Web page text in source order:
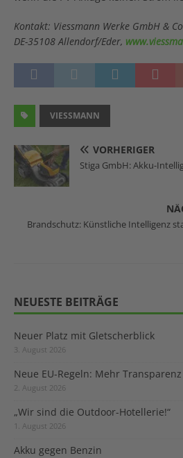
Kontakt: Viessmann Werke GmbH &
DE-35108 Allendorf/Eder,
VIESSMANN
VORHERIGER
Stiga GmbH: Akku-
Brandschutz: Künstliche Intelligenz
NEUESTE BEITRÄGE
Neuer Platz mit Gletscherblick
3. August 2026
Neue EU-Regeln: Mehr
2. August 2026
„Wir sind die Outdoor-Hotellerie!“
1. August 2026
Akku gegen Benzin